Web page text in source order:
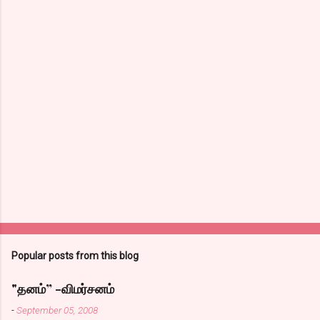
Popular posts from this blog
"தனம்” -விமர்சனம்
-September 05, 2008